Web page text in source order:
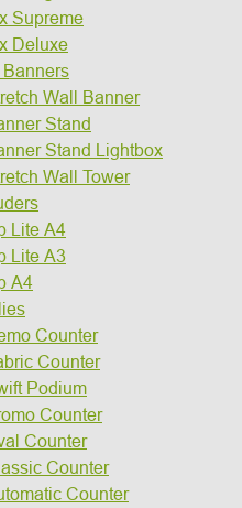
Supreme
Deluxe
Wall Banner
Stand
Stand Lightbox
Wall Tower
Lite A4
Lite A3
A4
Counter
Counter
Podium
Counter
Counter
Counter
Counter